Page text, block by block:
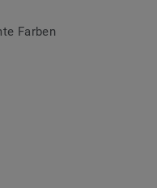
Farben